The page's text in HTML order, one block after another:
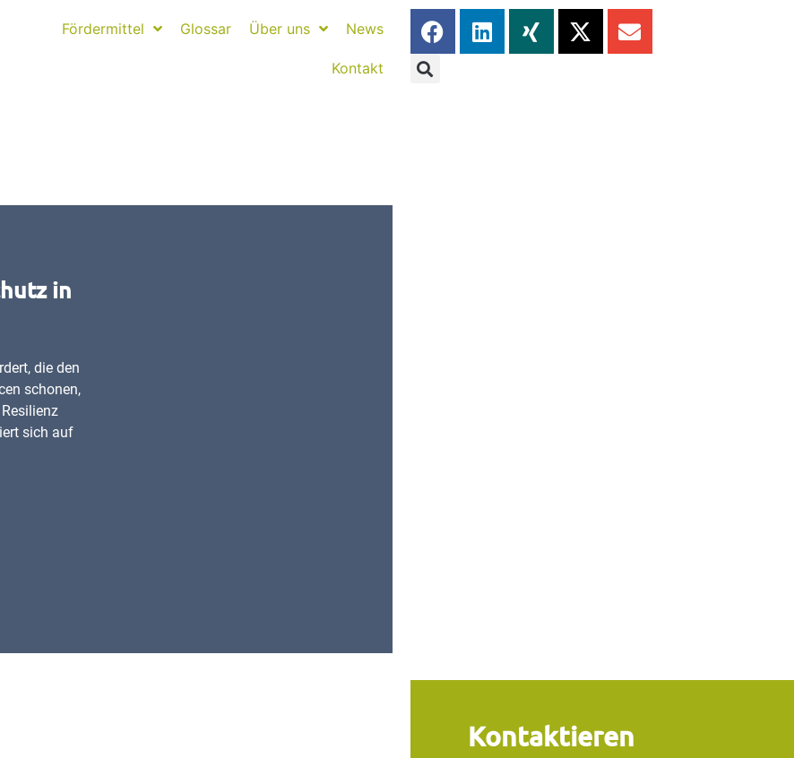
Fördermittel Glossar Über uns News
Kontakt
in
die den
schonen,
sich auf
Kontaktieren